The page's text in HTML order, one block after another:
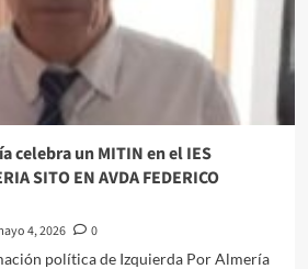
celebra un MITIN en el IES
SITO EN AVDA FEDERICO
4, 2026
0
política de Izquierda Por Almería